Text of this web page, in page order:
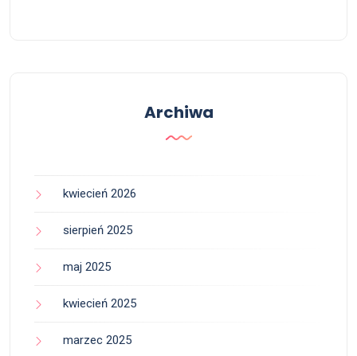
Archiwa
kwiecień 2026
sierpień 2025
maj 2025
kwiecień 2025
marzec 2025